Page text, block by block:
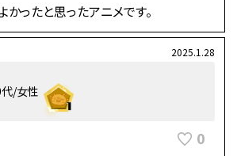
ったと思ったアニメです。
2025.1.28
代/女性
0